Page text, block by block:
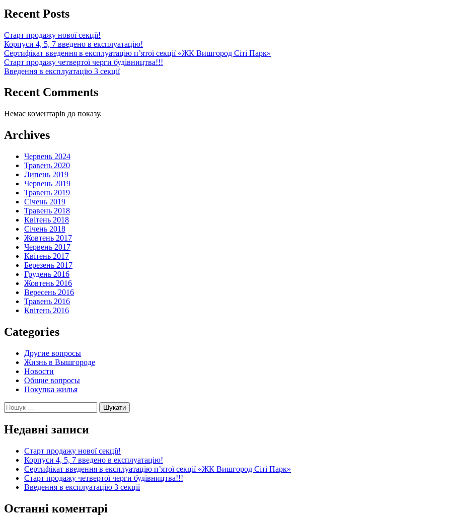
Recent Posts
Старт продажу нової секції!
Корпуси 4, 5, 7 введено в експлуатацію!
Сертифікат введення в експлуатацію п’ятої секції «ЖК Вишгород Сіті Парк»
Старт продажу четвертої черги будівництва!!!
Введення в експлуатацію 3 секції
Recent Comments
Немає коментарів до показу.
Archives
Червень 2024
Травень 2020
Липень 2019
Червень 2019
Травень 2019
Січень 2019
Травень 2018
Квітень 2018
Січень 2018
Жовтень 2017
Червень 2017
Квітень 2017
Березень 2017
Грудень 2016
Жовтень 2016
Вересень 2016
Травень 2016
Квітень 2016
Categories
Другие вопросы
Жизнь в Вышгороде
Новости
Общие вопросы
Покупка жилья
Пошук:
Недавні записи
Старт продажу нової секції!
Корпуси 4, 5, 7 введено в експлуатацію!
Сертифікат введення в експлуатацію п’ятої секції «ЖК Вишгород Сіті Парк»
Старт продажу четвертої черги будівництва!!!
Введення в експлуатацію 3 секції
Останні коментарі